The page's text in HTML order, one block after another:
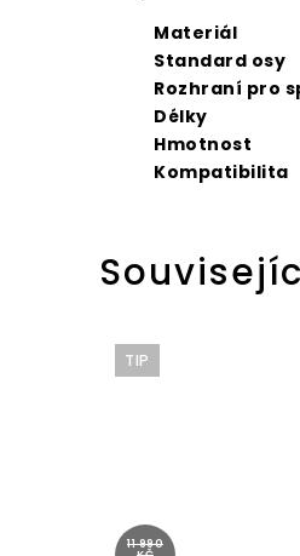
Materiál
Standard osy
Rozhraní pro
Délky
Hmotnost
Kompatibilita
TIP
11 990